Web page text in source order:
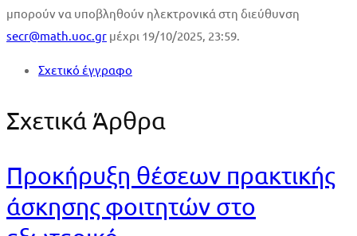
01/12/2025
έως
28/02/2026
ή
01/03/2026
έως
31/05/2026
μπορούν να υποβληθούν ηλεκτρονικά στη διεύθυνση
secr@math.uoc.gr μέχρι 19/10/2025, 23:59.
Σχετικό έγγραφο
Σχετικά Άρθρα
Προκήρυξη θέσεων πρακτικής
άσκησης φοιτητών στο